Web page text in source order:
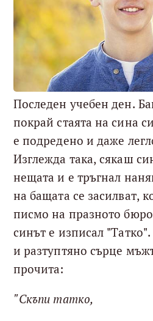
Последен учебен ден.
покрай стаята на сина
е подредено и даже
Изглежда така, сякаш
нещата и е тръгнал
на бащата се засилват,
писмо на празното
синът е изписал
и разтуптяно сърце
прочита:
"Скъпи татко,